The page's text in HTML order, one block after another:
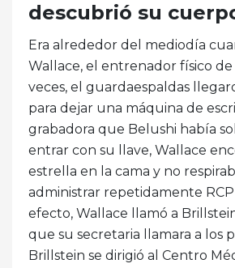
descubrió su
Era alrededor del mediodía
Wallace, el entrenador físico de
veces, el guardaespaldas
para dejar una máquina de
grabadora que Belushi había
entrar con su llave, Wallace
estrella en la cama y no
administrar repetidamente
efecto, Wallace llamó a
que su secretaria llamara a los
Brillstein se dirigió al Centro